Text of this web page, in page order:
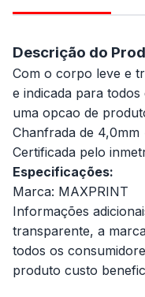
Descrição do
Com o corpo leve e
e indicada para
uma opcao de
Chanfrada de 4,0mm
Certificada pelo
Especificações:
Marca: MAXPRINT
Informações
transparente, a
todos os
produto custo